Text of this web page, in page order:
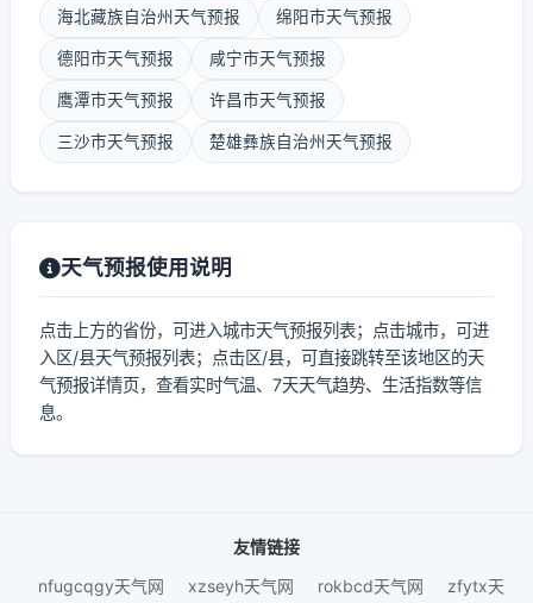
海北藏族自治州天气预报 绵阳市天气预报
德阳市天气预报 咸宁市天气预报
鹰潭市天气预报 许昌市天气预报
三沙市天气预报 楚雄彝族自治州天气预报
天气预报使用说明
点击上方的省份，可进入城市天气预报列表；点击城市，可进
入区/县天气预报列表；点击区/县，可直接跳转至该地区的天
气预报详情页，查看实时气温、7天天气趋势、生活指数等信
息。
友情链接
nfugcqgy天气网
xzseyh天气网 rokbcd天气网 zfytx天